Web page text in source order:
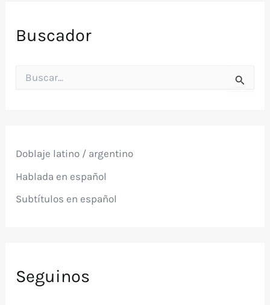
Buscador
o
:
Doblaje latino / argentino
Hablada en español
Subtítulos en español
Seguinos